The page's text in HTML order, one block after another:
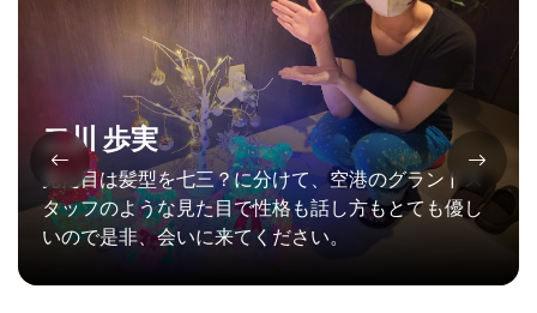
二川 歩実
見た目は髪型を七三？に分けて、空港のグランドス
タッフのような見た目で性格も話し方もとても優し
いので是非、会いに来てください。